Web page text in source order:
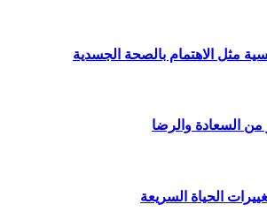
مثل الاهتمام بالصحة الجسدية
من السعادة والرضا
الحياة السريعة